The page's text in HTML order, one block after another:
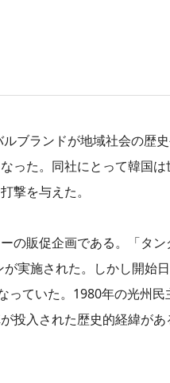
ブランドが地域社会の歴
った。同社にとって韓国
撃を与えた。
の販促企画である。「タ
実施された。しかし開始
っていた。1980年の光州
投入された歴史的経緯が